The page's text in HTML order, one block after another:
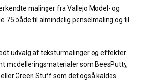
malinger fra Vallejo Model- og
75 både til almindelig penselmaling og til
udvalg af teksturmalinger og effekter
modelleringsmaterialer som BeesPutty,
Green Stuff som det også kaldes.